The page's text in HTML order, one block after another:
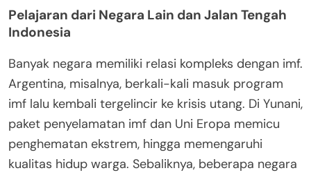
Pelajaran dari Negara Lain dan Jalan Tengah
Indonesia
Banyak negara memiliki relasi kompleks dengan imf.
Argentina, misalnya, berkali-kali masuk program
imf lalu kembali tergelincir ke krisis utang. Di Yunani,
paket penyelamatan imf dan Uni Eropa memicu
penghematan ekstrem, hingga memengaruhi
kualitas hidup warga. Sebaliknya, beberapa negara